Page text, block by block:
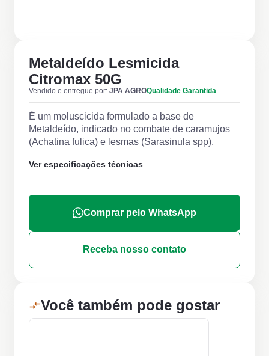
Metaldeído Lesmicida
Citromax 50G
Vendido e entregue por: JPA AGROQualidade Garantida
É um moluscicida formulado a base de
Metaldeído, indicado no combate de caramujos
(Achatina fulica) e lesmas (Sarasinula spp).
Ver especificações técnicas
Comprar pelo WhatsApp
Receba nosso contato
Você também pode gostar